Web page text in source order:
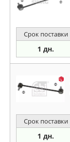
Срок поставки
1 дн.
Срок поставки
1 дн.